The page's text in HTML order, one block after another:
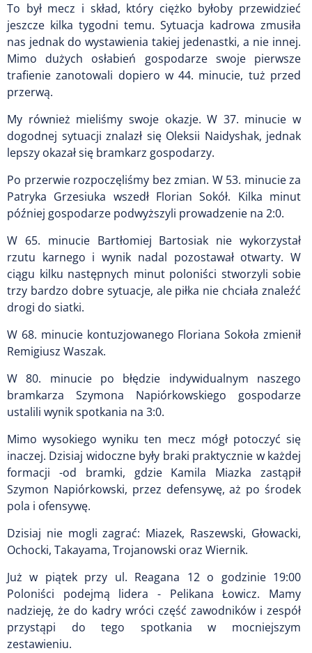
To był mecz i skład, który ciężko byłoby przewidzieć
jeszcze kilka tygodni temu. Sytuacja kadrowa zmusiła
nas jednak do wystawienia takiej jedenastki, a nie innej.
Mimo dużych osłabień gospodarze swoje pierwsze
trafienie zanotowali dopiero w 44. minucie, tuż przed
przerwą.
My również mieliśmy swoje okazje. W 37. minucie w
dogodnej sytuacji znalazł się Oleksii Naidyshak, jednak
lepszy okazał się bramkarz gospodarzy.
Po przerwie rozpoczęliśmy bez zmian. W 53. minucie za
Patryka Grzesiuka wszedł Florian Sokół. Kilka minut
później gospodarze podwyższyli prowadzenie na 2:0.
W 65. minucie Bartłomiej Bartosiak nie wykorzystał
rzutu karnego i wynik nadal pozostawał otwarty. W
ciągu kilku następnych minut poloniści stworzyli sobie
trzy bardzo dobre sytuacje, ale piłka nie chciała znaleźć
drogi do siatki.
W 68. minucie kontuzjowanego Floriana Sokoła zmienił
Remigiusz Waszak.
W 80. minucie po błędzie indywidualnym naszego
bramkarza Szymona Napiórkowskiego gospodarze
ustalili wynik spotkania na 3:0.
Mimo wysokiego wyniku ten mecz mógł potoczyć się
inaczej. Dzisiaj widoczne były braki praktycznie w każdej
formacji -od bramki, gdzie Kamila Miazka zastąpił
Szymon Napiórkowski, przez defensywę, aż po środek
pola i ofensywę.
Dzisiaj nie mogli zagrać: Miazek, Raszewski, Głowacki,
Ochocki, Takayama, Trojanowski oraz Wiernik.
Już w piątek przy ul. Reagana 12 o godzinie 19:00
Poloniści podejmą lidera - Pelikana Łowicz. Mamy
nadzieję, że do kadry wróci część zawodników i zespół
przystąpi do tego spotkania w mocniejszym
zestawieniu.